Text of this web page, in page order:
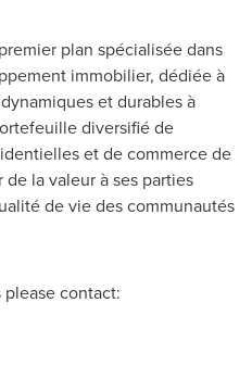
plan spécialisée dans
immobilier, dédiée à
et durables à
diversifié de
et de commerce de
la valeur à ses parties
de vie des communautés
contact: